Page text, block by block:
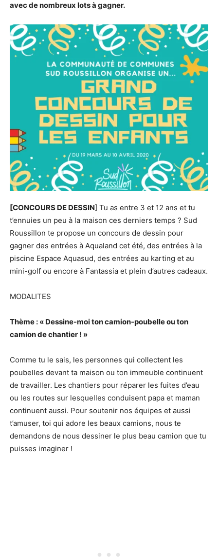
avec de nombreux lots à gagner.
[CONCOURS DE DESSIN] Tu as entre 3 et 12 ans et tu
t’ennuies un peu à la maison ces derniers temps ? Sud
Roussillon te propose un concours de dessin pour
gagner des entrées à Aqualand cet été, des entrées à la
piscine Espace Aquasud, des entrées au karting et au
mini-golf ou encore à Fantassia et plein d’autres cadeaux.
MODALITES
Thème : « Dessine-moi ton camion-poubelle ou ton
camion de chantier ! »
Comme tu le sais, les personnes qui collectent les
poubelles devant ta maison ou ton immeuble continuent
de travailler. Les chantiers pour réparer les fuites d’eau
ou les routes sur lesquelles conduisent papa et maman
continuent aussi. Pour soutenir nos équipes et aussi
t’amuser, toi qui adore les beaux camions, nous te
demandons de nous dessiner le plus beau camion que tu
puisses imaginer !